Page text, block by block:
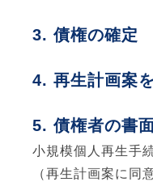
債権の確定
再生計画案
債権者の書
小規模個人再生手
（再生計画案に